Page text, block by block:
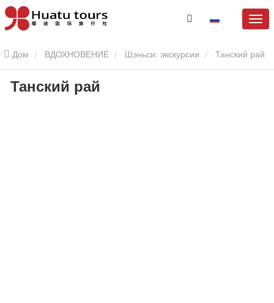
Дом ВДОХНОВЕНИЕ Шэньси: экскурсии Танский рай
Танский рай
Танский рай